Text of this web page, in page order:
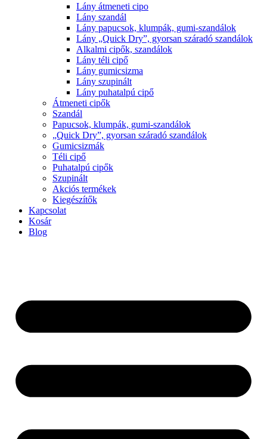
Lány átmeneti cipo
Lány szandál
Lány papucsok, klumpák, gumi-szandálok
Lány „Quick Dry”, gyorsan száradó szandálok
Alkalmi cipők, szandálok
Lány téli cipő
Lány gumicsizma
Lány szupinált
Lány puhatalpú cipő
Átmeneti cipők
Szandál
Papucsok, klumpák, gumi-szandálok
„Quick Dry”, gyorsan száradó szandálok
Gumicsizmák
Téli cipő
Puhatalpú cipők
Szupinált
Akciós termékek
Kiegészítők
Kapcsolat
Kosár
Blog